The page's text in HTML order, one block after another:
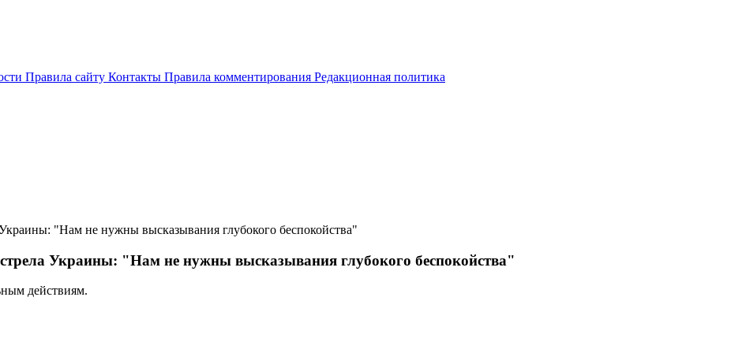
Правила сайту Контакты Правила комментирования Редакционная политика
"Нам не нужны высказывания глубокого беспокойства"
Украины: "Нам не нужны высказывания глубокого беспокойства"
действиям.